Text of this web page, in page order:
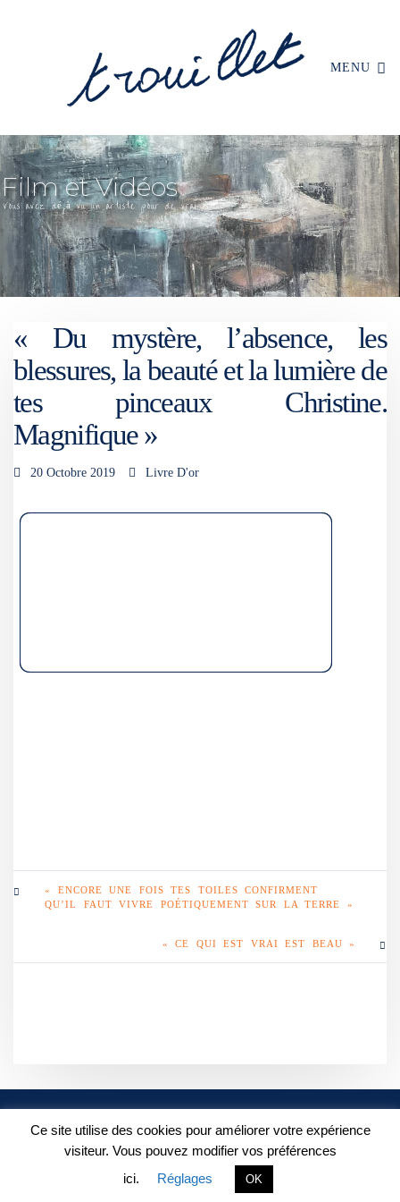
MENU
« Du mystère, l’absence, les
blessures, la beauté et la lumière de
tes pinceaux Christine.
Magnifique »
20 Octobre 2019 Livre D'or
« ENCORE UNE FOIS TES TOILES CONFIRMENT
QU’IL FAUT VIVRE POÉTIQUEMENT SUR LA TERRE »
« CE QUI EST VRAI EST BEAU »
POLITIQUE DE
CONFIDENTIALITÉ
FACEBOOK
INSTAGRAM
Ce site utilise des cookies pour améliorer votre expérience
visiteur. Vous pouvez modifier vos préférences
ici.
Réglages OK